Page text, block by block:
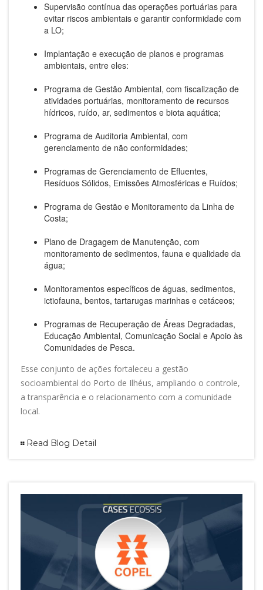
Supervisão contínua das operações portuárias para
evitar riscos ambientais e garantir conformidade com
a LO;
Implantação e execução de planos e programas
ambientais, entre eles:
Programa de Gestão Ambiental, com fiscalização de
atividades portuárias, monitoramento de recursos
hídricos, ruído, ar, sedimentos e biota aquática;
Programa de Auditoria Ambiental, com
gerenciamento de não conformidades;
Programas de Gerenciamento de Efluentes,
Resíduos Sólidos, Emissões Atmosféricas e Ruídos;
Programa de Gestão e Monitoramento da Linha de
Costa;
Plano de Dragagem de Manutenção, com
monitoramento de sedimentos, fauna e qualidade da
água;
Monitoramentos específicos de águas, sedimentos,
ictiofauna, bentos, tartarugas marinhas e cetáceos;
Programas de Recuperação de Áreas Degradadas,
Educação Ambiental, Comunicação Social e Apoio às
Comunidades de Pesca.
Esse conjunto de ações fortaleceu a gestão
socioambiental do Porto de Ilhéus, ampliando o controle,
a transparência e o relacionamento com a comunidade
local.
Read Blog Detail